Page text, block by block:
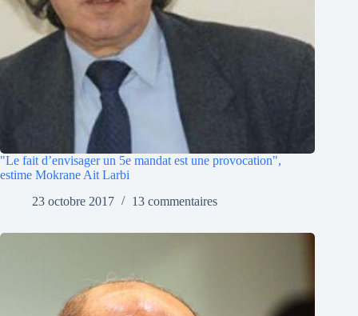
"Le fait d’envisager un 5e mandat est une provocation",
estime Mokrane Ait Larbi
23 octobre 2017
13 commentaires